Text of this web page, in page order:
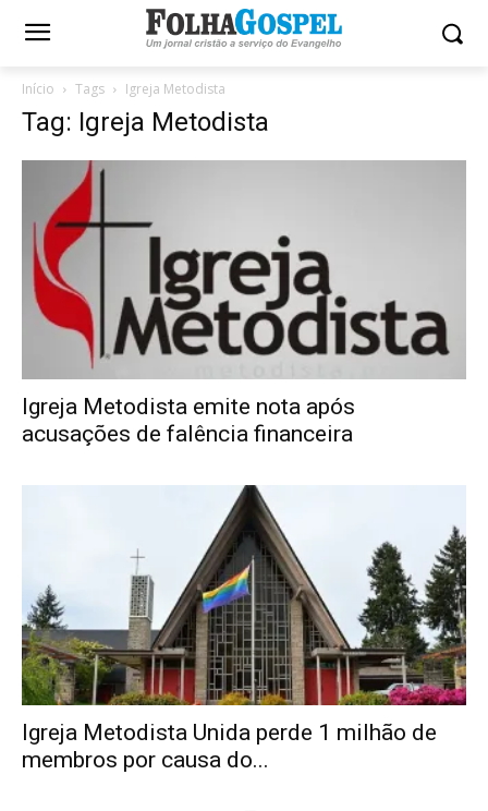
Início Tags Igreja Metodista
Tag: Igreja Metodista
Igreja Metodista emite nota após
acusações de falência financeira
Igreja Metodista Unida perde 1 milhão de
membros por causa do...